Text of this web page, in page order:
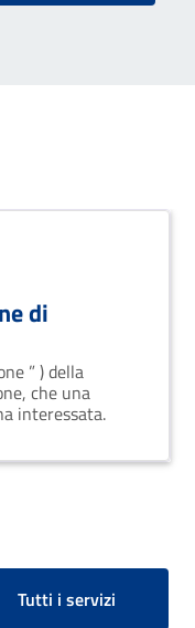
di
” ) della
che una
interessata.
Tutti i servizi